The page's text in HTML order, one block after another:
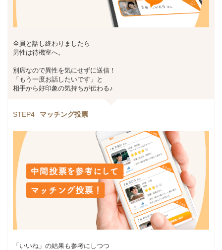
全員と話し終わりましたら
男性は待機室へ。
別席なので異性を気にせずに送信！
「もう一度お話したいです」と
相手から好印象の気持ちが伝わる♪
STEP4 マッチング投票
「いいね」の結果も参考にしつつ